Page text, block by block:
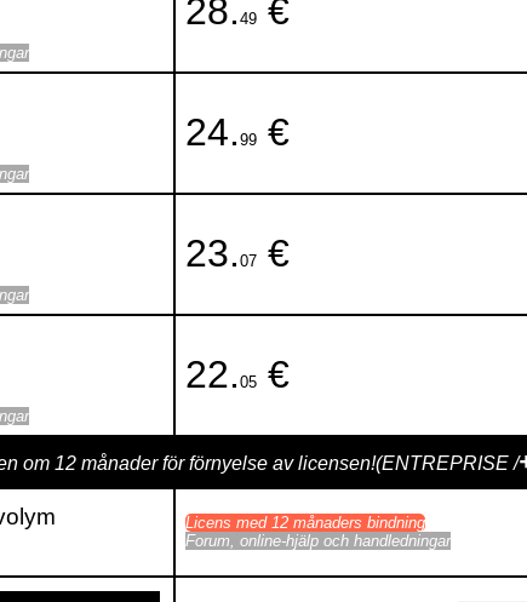
28. 49 €
24. 99 €
23. 07 €
22. 05 €
om 12 månader för förnyelse av licensen!(ENTREPRISE /
Licens med 12 månaders bindning
Forum, online-hjälp och handledningar